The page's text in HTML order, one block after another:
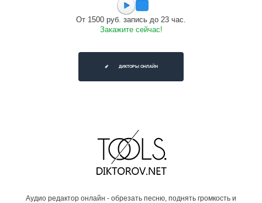
От 1500 руб. запись до 23 час.
Закажите сейчас!
ДИКТОРЫ ОНЛАЙН
Аудио редактор онлайн - обрезать песню, поднять громкость и